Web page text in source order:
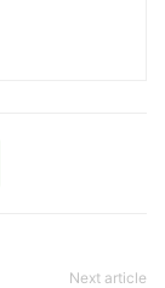
Next article